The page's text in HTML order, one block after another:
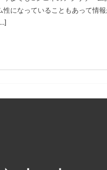
性になっていることもあって情